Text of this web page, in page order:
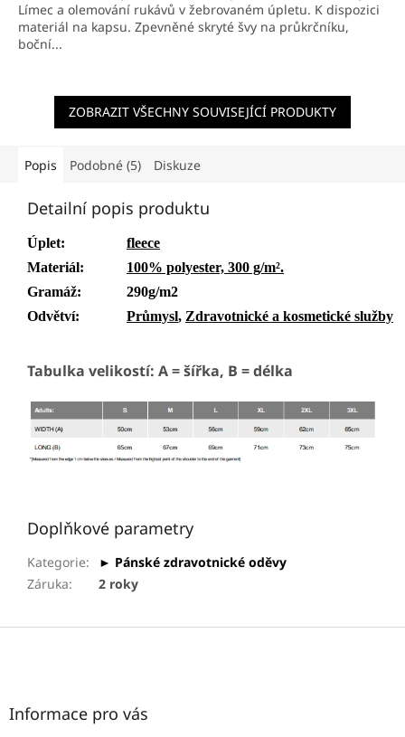
Límec a olemování rukávů v žebrovaném úpletu. K dispozici
materiál na kapsu. Zpevněné skryté švy na průkrčníku,
boční...
ZOBRAZIT VŠECHNY SOUVISEJÍCÍ PRODUKTY
Popis Podobné (5) Diskuze
Detailní popis produktu
Úplet:
fleece
Materiál:
100% polyester, 300 g/m².
Gramáž:
290g/m2
Odvětví: Průmysl, Zdravotnické a kosmetické služby
Tabulka velikostí: A = šířka, B = délka
Doplňkové parametry
Kategorie:
► Pánské zdravotnické oděvy
Záruka: 2 roky
Z
Informace pro vás